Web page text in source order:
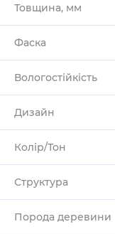
Товщина, мм
Фаска
Вологостійкість
Дизайн
Колір/Тон
Структура
Порода деревини